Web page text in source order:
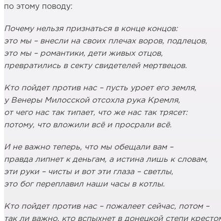
по этому поводу:
Почему нельзя признаться в конце концов:
это мы – внесли на своих плечах воров, подлецов,
это мы – романтики, дети живых отцов,
превратились в секту свидетелей мертвецов.
Кто пойдет против нас – пусть уроет его земля,
у Венеры Милосской отсохла рука Кремля,
от чего нас так типает, что же нас так трясет:
потому, что вложили всё и просрали всё.
И не важно теперь, что мы обещали вам –
правда липнет к деньгам, а истина лишь к словам,
эти руки – чисты и вот эти глаза – светлы,
это бог переплавил наши часы в котлы.
Кто пойдет против нас – пожалеет сейчас, потом –
так ли важно, кто вспыхнет в донецкой степи